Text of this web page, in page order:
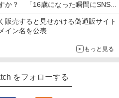
か？ 「16歳になった瞬間にSNS
う上沼紫野弁護士にヒントを聞く
販売すると見せかける偽通販サイト
イン名を公表
もっと見る
をフォローする